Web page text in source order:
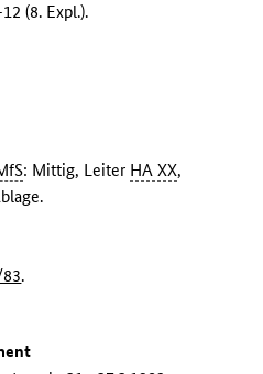
(8. Expl.).
: Mittig, Leiter HA XX,
.